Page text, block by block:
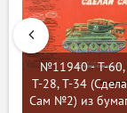
№11940 - Т-60,
Т-28, Т-34
Сам №2) из